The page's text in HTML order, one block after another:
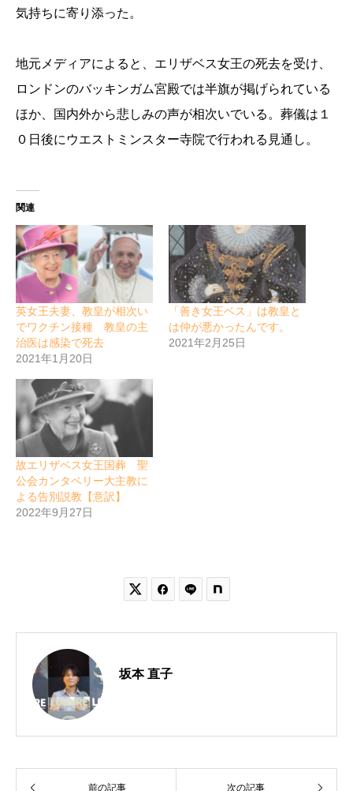
気持ちに寄り添った。
地元メディアによると、エリザベス女王の死去を受け、
ロンドンのバッキンガム宮殿では半旗が掲げられている
ほか、国内外から悲しみの声が相次いでいる。葬儀は１
０日後にウエストミンスター寺院で行われる見通し。
関連
英女王夫妻、教皇が相次い
でワクチン接種 教皇の主
治医は感染で死去
2021年1月20日
「善き女王ベス」は教皇と
は仲が悪かったんです。
2021年2月25日
故エリザベス女王国葬 聖
公会カンタベリー大主教に
よる告別説教【意訳】
2022年9月27日
 
坂本 直子
前の記事 次の記事